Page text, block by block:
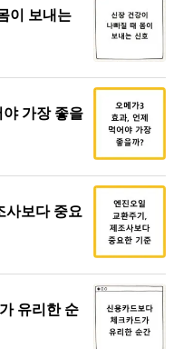
이 보내는
가장 좋을
사보다 중요
유리한 순